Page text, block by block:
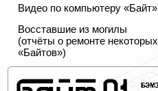
Видео по компьютеру «Байт»
Восставшие из могилы
(отчёты о ремонте некоторых
«Байтов»)